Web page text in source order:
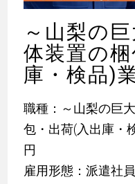
～山梨の
体装置の
庫・検品)
職種：～山梨の巨
包・出荷(入出庫・
円
雇用形態：派遣社員